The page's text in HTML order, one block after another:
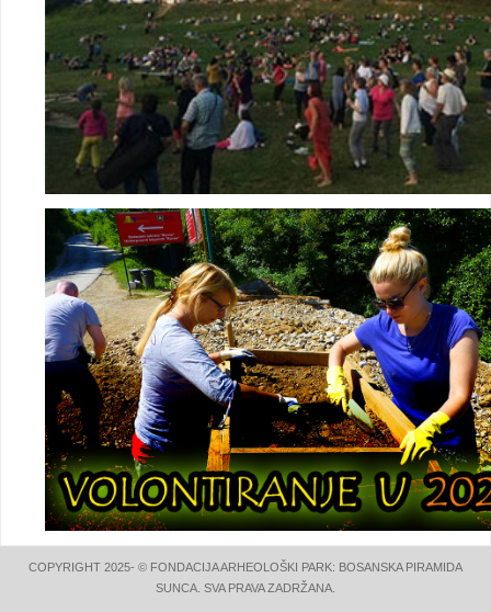
COPYRIGHT 2025- © FONDACIJA ARHEOLOŠKI PARK: BOSANSKA PIRAMIDA
SUNCA. SVA PRAVA ZADRŽANA.